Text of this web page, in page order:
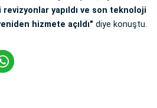
revizyonlar yapıldı ve son teknoloji
hizmete açıldı" diye konuştu.